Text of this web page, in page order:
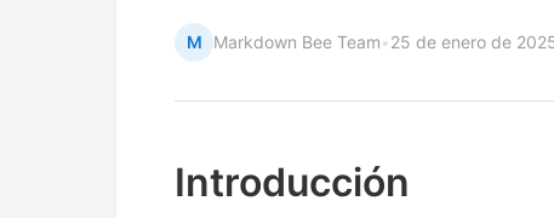
M Markdown Bee Team•25 de enero de
Introducción